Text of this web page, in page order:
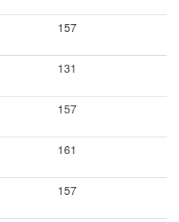
157
131
157
161
157